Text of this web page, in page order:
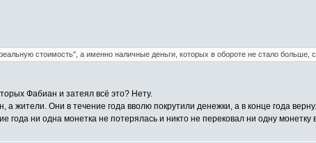
стоимость", а именно наличные деньги, которых в обороте не стало больше,
Фабиан и затеял всё это? Нету.
а жители. Они в течение года вволю покрутили денежки, а в конце года
года ни одна монетка не потерялась и никто не перековал ни одну